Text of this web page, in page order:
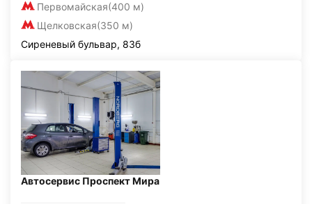
Первомайская(400 м)
Щелковская(350 м)
Сиреневый бульвар, 83б
Автосервис Проспект Мира